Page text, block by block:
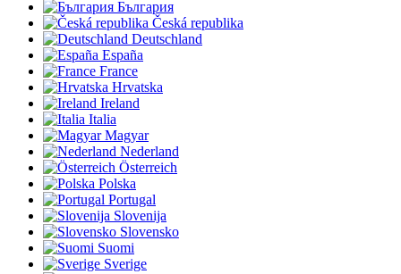
България
Česká republika
Deutschland
España
France
Hrvatska
Ireland
Italia
Magyar
Nederland
Österreich
Polska
Portugal
Slovenija
Slovensko
Suomi
Sverige